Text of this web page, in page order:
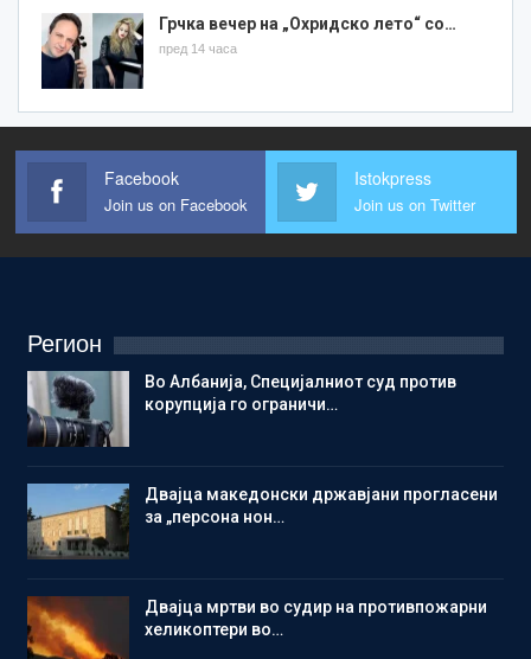
Грчка вечер на „Охридско лето“ со…
пред 14 часа
Facebook
Join us on Facebook
Istokpress
Join us on Twitter
Регион
Во Албанија, Специјалниот суд против
корупција го ограничи…
Двајца македонски државјани прогласени
за „персона нон…
Двајца мртви во судир на противпожарни
хеликоптери во…